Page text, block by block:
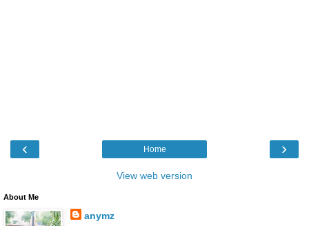
‹ ›
Home
View web version
About Me
anymz